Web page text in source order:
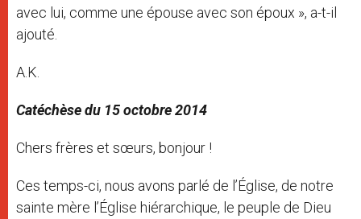
avec lui, comme une épouse avec son époux », a-t-il
ajouté.
A.K.
Catéchèse du 15 octobre 2014
Chers frères et sœurs, bonjour !
Ces temps-ci, nous avons parlé de l’Église, de notre
sainte mère l’Église hiérarchique, le peuple de Dieu